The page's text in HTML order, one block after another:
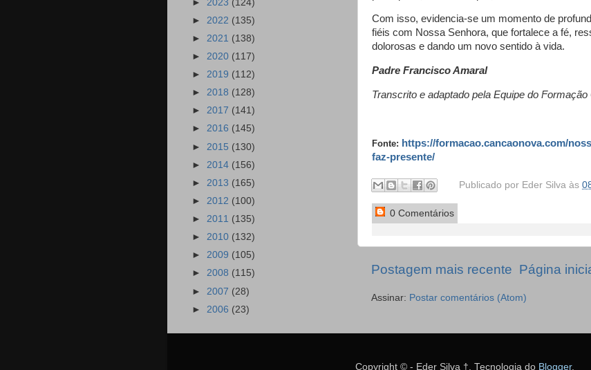
Com isso, evidencia-se um momento de
fiéis com Nossa Senhora, que fortalece a fé,
dolorosas e dando um novo sentido à vida.
Padre Francisco Amaral
Transcrito e adaptado pela Equipe do
Fonte: https://formacao.cancaonova.com/
faz-presente/
Publicado por Eder Silva às
0 Comentários
Postagem mais recente Página
Assinar: Postar comentários (Atom)
► 2023 (124)
► 2022 (135)
► 2021 (138)
► 2020 (117)
► 2019 (112)
► 2018 (128)
► 2017 (141)
► 2016 (145)
► 2015 (130)
► 2014 (156)
► 2013 (165)
► 2012 (100)
► 2011 (135)
► 2010 (132)
► 2009 (105)
► 2008 (115)
► 2007 (28)
► 2006 (23)
Copyright © - Eder Silva †. Tecnologia do Blogger.